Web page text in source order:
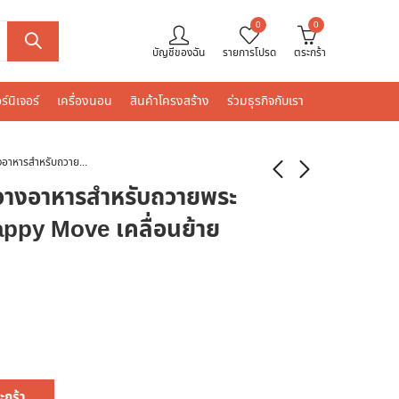
บัญชีของฉัน
0
รายการโปรด
0
ตระกร้า
นิเจอร์ เครื่องนอน สินค้าโครงสร้าง ร่วมธุรกิจกับเรา
ถาดถวายพระ ฐานวางอาหารสำหรับถวายพระสงฆ์ ถาดติดล้อ Happy Move เคลื่อนย้าย 40x60x12
งอาหารสำหรับถวายพระ
Move เคลื่อนย้าย